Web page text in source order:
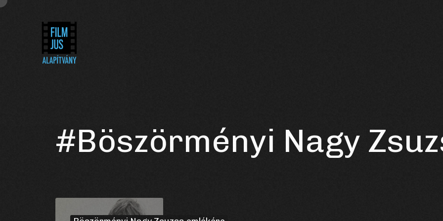
#Böszörményi Nagy